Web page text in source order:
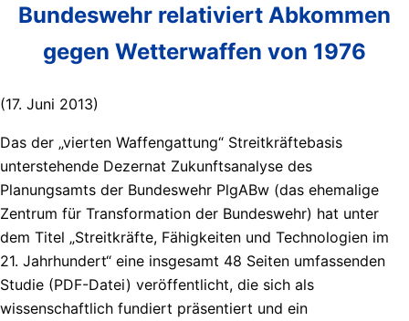
Bundeswehr relativiert Abkommen
gegen Wetterwaffen von 1976
(17. Juni 2013)
Das der „vierten Waffengattung“ Streitkräftebasis
unterstehende Dezernat Zukunftsanalyse des
Planungsamts der Bundeswehr PlgABw (das ehemalige
Zentrum für Transformation der Bundeswehr) hat unter
dem Titel „Streitkräfte, Fähigkeiten und Technologien im
21. Jahrhundert“ eine insgesamt 48 Seiten umfassenden
Studie (PDF-Datei) veröffentlicht, die sich als
wissenschaftlich fundiert präsentiert und ein